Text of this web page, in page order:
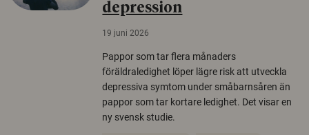
depression
19 juni 2026
Pappor som tar flera månaders
föräldraledighet löper lägre risk att utveckla
depressiva symtom under småbarnsåren än
pappor som tar kortare ledighet. Det visar en
ny svensk studie.